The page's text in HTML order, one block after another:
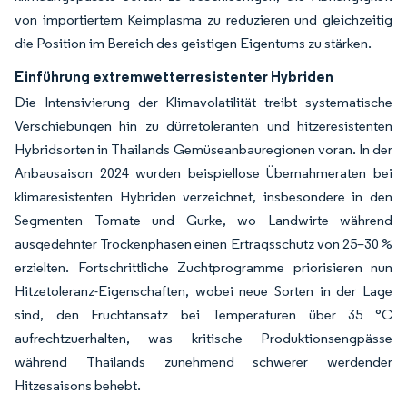
von importiertem Keimplasma zu reduzieren und gleichzeitig
die Position im Bereich des geistigen Eigentums zu stärken.
Einführung extremwetterresistenter Hybriden
Die Intensivierung der Klimavolatilität treibt systematische
Verschiebungen hin zu dürretoleranten und hitzeresistenten
Hybridsorten in Thailands Gemüseanbauregionen voran. In der
Anbausaison 2024 wurden beispiellose Übernahmeraten bei
klimaresistenten Hybriden verzeichnet, insbesondere in den
Segmenten Tomate und Gurke, wo Landwirte während
ausgedehnter Trockenphasen einen Ertragsschutz von 25–30 %
erzielten. Fortschrittliche Zuchtprogramme priorisieren nun
Hitzetoleranz-Eigenschaften, wobei neue Sorten in der Lage
sind, den Fruchtansatz bei Temperaturen über 35 °C
aufrechtzuerhalten, was kritische Produktionsengpässe
während Thailands zunehmend schwerer werdender
Hitzesaisons behebt.